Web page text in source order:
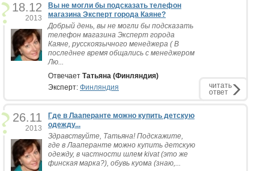
18.12
2013
Вы не могли бы подсказать телефон
магазина Эксперт города Каяне?
Добрый день, вы не могли бы подсказать
телефон магазина Эксперт города
Каяне, русскоязычного менеджера ( В
последнее время общались с менеджером
Лю...
Отвечает Татьяна (Финляндия)
Эксперт: Финляндия читать
ответ
26.11
2013
Где в Лааперанте можно купить детскую
одежду...
Здравствуйте, Татьяна! Подскажите,
где в Лааперанте можно купить детскую
одежду, в частности шлем kivat (это же
финская марка?), обувь куома (знаю,...